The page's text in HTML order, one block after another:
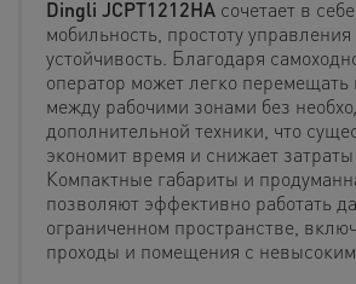
Dingli JCPT1212HA сочетает в
мобильность, простоту
устойчивость. Благодаря
оператор может легко
между рабочими зонами без
дополнительной техники, что
экономит время и снижает затраты
Компактные габариты и
позволяют эффективно работать
ограниченном пространстве,
проходы и помещения с